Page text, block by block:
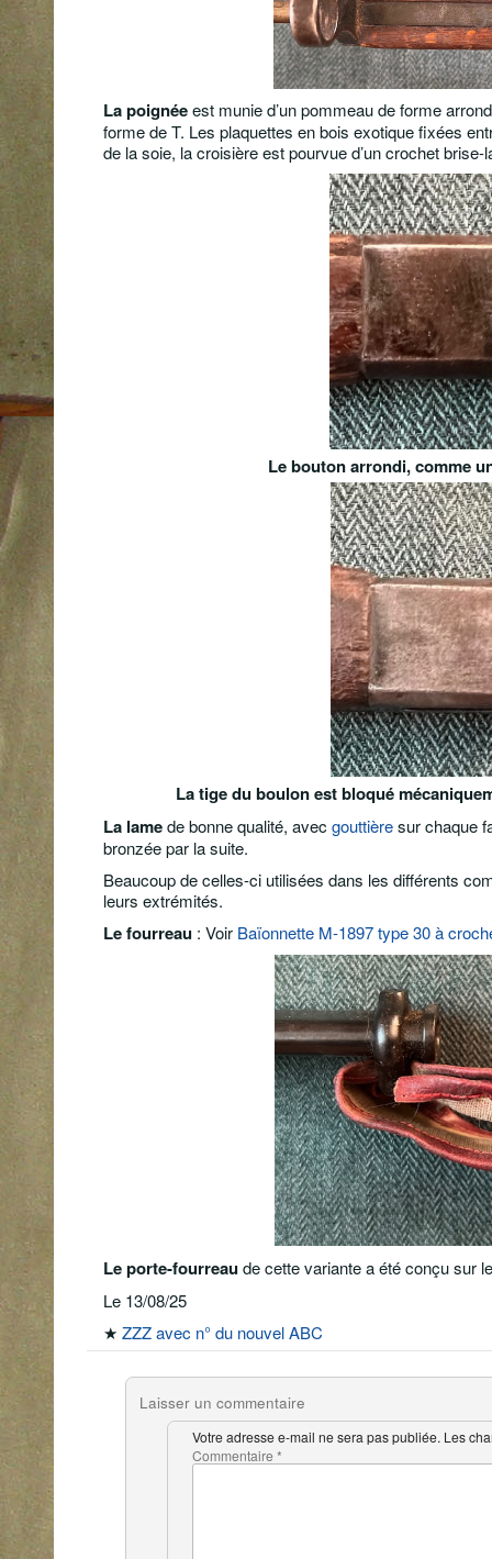
La poignéeest munie d’un pommeau de forme
forme de T. Les plaquettes en bois exotique fixées
de la soie, la croisière est pourvue d’un crochet brise-
Le bouton arrondi, comme
La tige du boulon est bloqué
La lamede bonne qualité, avec gouttièresur chaque
bronzée par la suite.
Beaucoup de celles-ci utilisées dans les différents
leurs extrémités.
Le fourreau : Voir Baïonnette M-1897 type 30 à
Le porte-fourreaude cette variante a été conçu sur
Le 13/08/25
★ ZZZ avec n° du nouvel ABC
Laisser un commentaire
Votre adresse e-mail ne sera pas publiée. Les
Commentaire*